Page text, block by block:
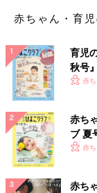
赤ちゃん・育
育児
秋号
いっ
赤
赤ち
ブ 夏
く！
赤
赤ち